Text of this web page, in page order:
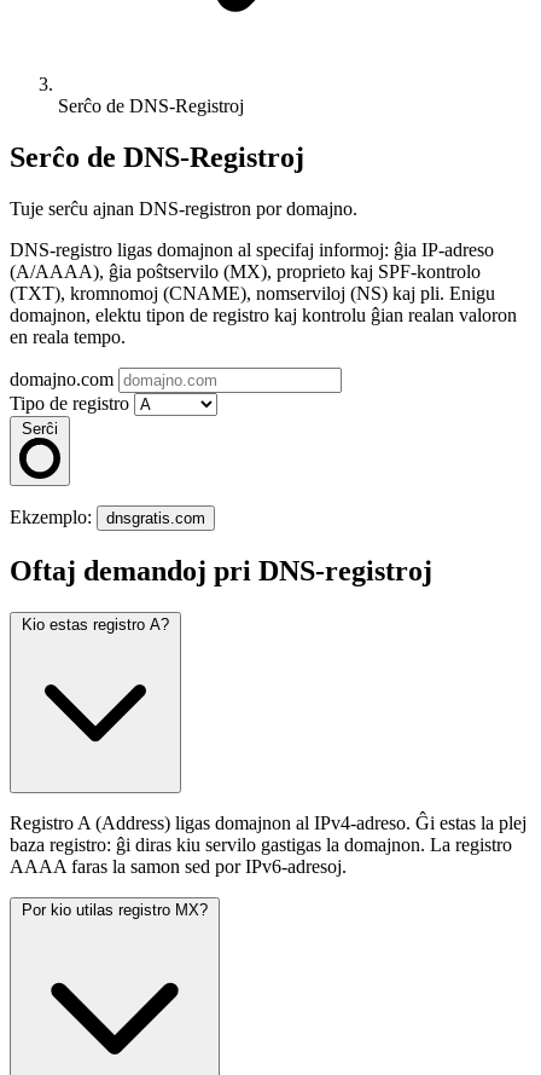
Serĉo de DNS-Registroj
Serĉo de DNS-Registroj
Tuje serĉu ajnan DNS-registron por domajno.
DNS-registro ligas domajnon al specifaj informoj: ĝia IP-adreso
(A/AAAA), ĝia poŝtservilo (MX), proprieto kaj SPF-kontrolo
(TXT), kromnomoj (CNAME), nomserviloj (NS) kaj pli. Enigu
domajnon, elektu tipon de registro kaj kontrolu ĝian realan valoron
en reala tempo.
domajno.com
Tipo de registro
Serĉi
Ekzemplo: dnsgratis.com
Oftaj demandoj pri DNS-registroj
Kio estas registro A?
Registro A (Address) ligas domajnon al IPv4-adreso. Ĝi estas la plej
baza registro: ĝi diras kiu servilo gastigas la domajnon. La registro
AAAA faras la samon sed por IPv6-adresoj.
Por kio utilas registro MX?